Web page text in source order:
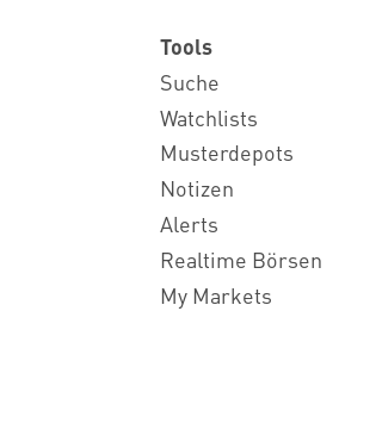
Tools
Suche
Watchlists
Musterdepots
Notizen
Alerts
Realtime Börsen
My Markets